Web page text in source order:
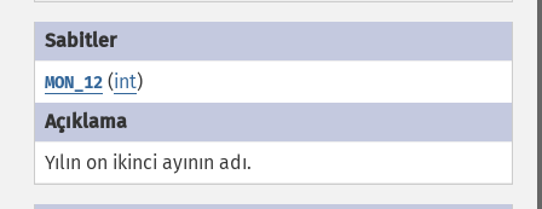
MON_12(int)
Yılın on ikinci ayının adı.